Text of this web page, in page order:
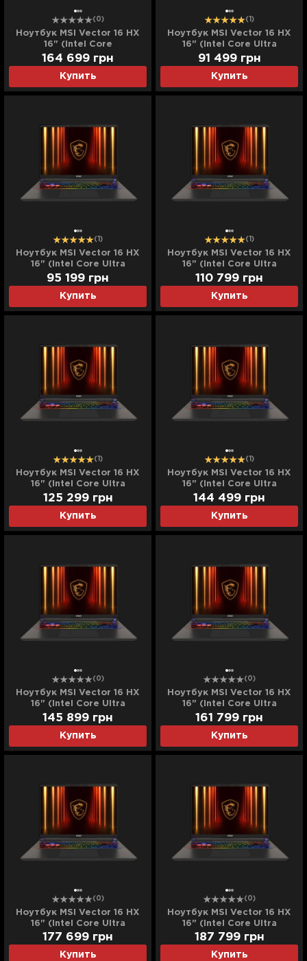
(0)
Ноутбук MSI Vector 16 HX
16" (Intel Core
i9/64GB/4TB (SSD)/RTX
4080) (A13VHG-46644)
(Standard)
Купить
164 699 грн
(1)
Ноутбук MSI Vector 16 HX
16" (Intel Core Ultra
7/16GB/1TB (SSD)/RTX
5070 TI) (A2XWHG-275US)
(Standard)
Купить
91 499 грн
(1)
Ноутбук MSI Vector 16 HX
16" (Intel Core Ultra
7/32GB/1TB (SSD)/RTX
5070 TI) (A2XWHG-27321)
(Standard)
Купить
95 199 грн
(1)
Ноутбук MSI Vector 16 HX
16" (Intel Core Ultra
7/32GB/2TB (SSD)/RTX
5070 TI) (A2XWHG-27322)
(Standard)
Купить
110 799 грн
(1)
Ноутбук MSI Vector 16 HX
16" (Intel Core Ultra
7/64GB/2TB (SSD)/RTX
5070 TI) (A2XWHG-27642)
(Standard)
Купить
125 299 грн
(1)
Ноутбук MSI Vector 16 HX
16" (Intel Core Ultra
7/64GB/4TB (SSD)/RTX
5070 TI) (A2XWHG-27644)
(Standard)
Купить
144 499 грн
(0)
Ноутбук MSI Vector 16 HX
16" (Intel Core Ultra
9/32GB/1TB (SSD)/RTX
5080) (A2XWIG-40321)
(Standard)
Купить
145 899 грн
(0)
Ноутбук MSI Vector 16 HX
16" (Intel Core Ultra
9/32GB/2TB (SSD)/RTX
5080) (A2XWIG-40322)
(Standard)
Купить
161 799 грн
(0)
Ноутбук MSI Vector 16 HX
16" (Intel Core Ultra
9/64GB/2TB (SSD)/RTX
5080) (A2XWIG-40642)
(Standard)
Купить
177 699 грн
(0)
Ноутбук MSI Vector 16 HX
16" (Intel Core Ultra
9/64GB/4TB (SSD)/RTX
5080) (A2XWIG-40644)
(Standard)
Купить
187 799 грн